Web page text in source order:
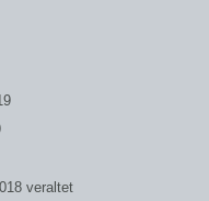
veraltet